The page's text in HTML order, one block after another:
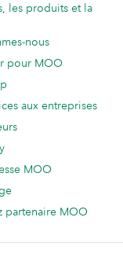
les produits et la
nous
pour MOO
aux entreprises
MOO
partenaire MOO